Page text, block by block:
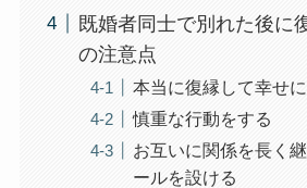
既婚者同士で別れた後に
の注意点
本当に復縁して幸せ
慎重な行動をする
お互いに関係を長く
ールを設ける